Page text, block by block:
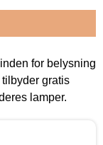
for belysning
gratis
lamper.